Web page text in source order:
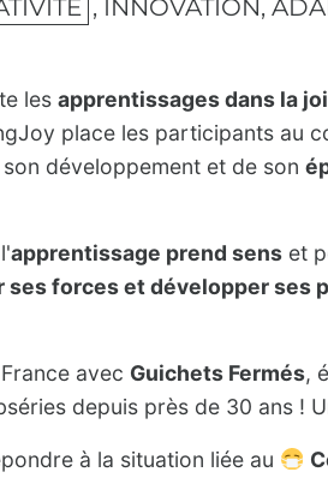
, INNOVATION,
les apprentissages dans la
place les participants au
développement et de son
apprentissage prend sens et
ses forces et développer ses
avec Guichets Fermés,
depuis près de 30 ans !
à la situation liée au